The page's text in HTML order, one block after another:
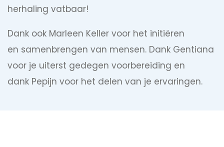
herhaling vatbaar!
Dank ook Marleen Keller voor het initiëren
en samenbrengen van mensen. Dank Gentiana
voor je uiterst gedegen voorbereiding en
dank Pepijn voor het delen van je ervaringen.